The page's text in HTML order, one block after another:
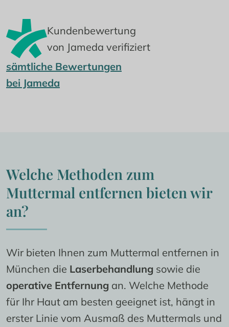
Kundenbewertung
von Jameda verifiziert
sämtliche Bewertungen
bei Jameda
Welche Methoden zum
Muttermal entfernen bieten wir
an?
Wir bieten Ihnen zum Muttermal entfernen in
München die Laserbehandlung
operative Entfernung an. Welche Methode
für Ihr Haut am besten geeignet ist, hängt in
erster Linie vom Ausmaß des Muttermals und